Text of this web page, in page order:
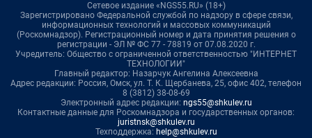
Сетевое издание «NGS55.RU» (18+)
Зарегистрировано Федеральной службой по надзору в сфере связи,
информационных технологий и массовых коммуникаций
(Роскомнадзор). Регистрационный номер и дата принятия решения о
регистрации - ЭЛ № ФС 77 - 78819 от 07.08.2020 г.
Учредитель: Общество с ограниченной ответственностью "ИНТЕРНЕТ
ТЕХНОЛОГИИ"
Главный редактор: Назарчук Ангелина Алексеевна
Адрес редакции: Россия, Омск, ул. Т. К. Щербанева, 25, офис 402, телефон
8 (3812) 38-08-69
Электронный адрес редакции: ngs55@shkulev.ru
Контактные данные для Роскомнадзора и государственных органов:
juristnsk@shkulev.ru
Техподдержка: help@shkulev.ru